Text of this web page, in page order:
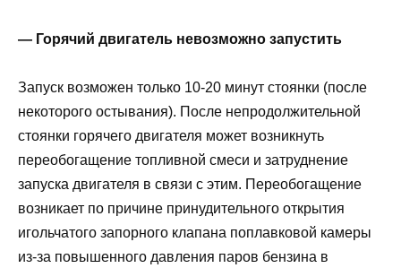
— Горячий двигатель невозможно запустить
Запуск возможен только 10-20 минут стоянки (после
некоторого остывания). После непродолжительной
стоянки горячего двигателя может возникнуть
переобогащение топливной смеси и затруднение
запуска двигателя в связи с этим. Переобогащение
возникает по причине принудительного открытия
игольчатого запорного клапана поплавковой камеры
из-за повышенного давления паров бензина в